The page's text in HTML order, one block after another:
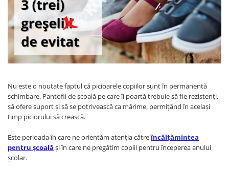
MOCASINI SI BALERINI
PANTOFI CASUAL
PANTOFI SPORT SI TENISI
PANTOFI ELEGANTI
PAPUCI
BOTINE SI GHETE
CIZME
PALARII
SANDALE
CASUAL
DE SEARA
ELEGANT
PAPUCI
SABOTI
BOTINE SI GHETE
CASUAL
ELEGANT
NIKKY BY NICOLE
TAMARIS
Nu este o noutate faptul că picioarele copiilor sunt în permanentă
schimbare. Pantofii de şcoală pe care îi poartă trebuie să fie rezistenţi,
să ofere suport şi să se potrivească ca mărime, permiţând în acelaşi
timp piciorului să crească.
Este perioada în care ne orientăm atenţia cătreîncălţămintea
pentru şcoală şi în care ne pregătim copiii pentru începerea anului
școlar.